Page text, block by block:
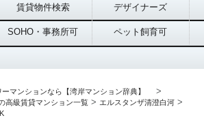
賃貸物件検索 デザイナーズ
SOHO・事務所可 ペット飼育可
マンションなら【湾岸マンション辞典】 >
高級賃貸マンション一覧 > エルスタンザ清澄白河 >